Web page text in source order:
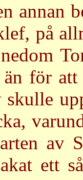
annan
på
för
av
ett